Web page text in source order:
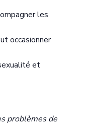
les
occasionner
et
problèmes de